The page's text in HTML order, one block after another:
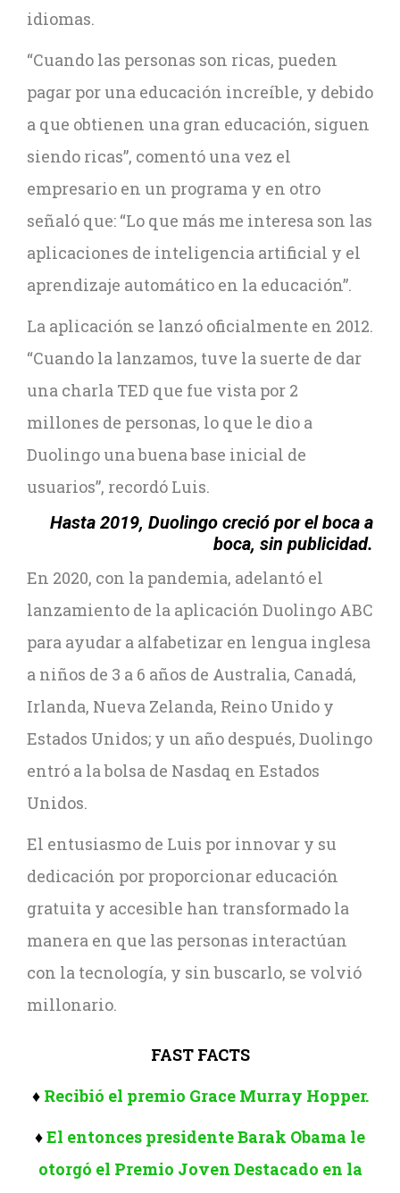
idiomas.
“Cuando las personas son ricas, pueden
pagar por una educación increíble, y debido
a que obtienen una gran educación, siguen
siendo ricas”, comentó una vez el
empresario en un programa y en otro
señaló que: “Lo que más me interesa son las
aplicaciones de inteligencia artificial y el
aprendizaje automático en la educación”.
La aplicación se lanzó oficialmente en 2012.
“Cuando la lanzamos, tuve la suerte de dar
una charla TED que fue vista por 2
millones de personas, lo que le dio a
Duolingo una buena base inicial de
usuarios”, recordó Luis.
Hasta 2019, Duolingo creció por el boca a
boca, sin publicidad.
En 2020, con la pandemia, adelantó el
lanzamiento de la aplicación Duolingo ABC
para ayudar a alfabetizar en lengua inglesa
a niños de 3 a 6 años de Australia, Canadá,
Irlanda, Nueva Zelanda, Reino Unido y
Estados Unidos; y un año después, Duolingo
entró a la bolsa de Nasdaq en Estados
Unidos.
El entusiasmo de Luis por innovar y su
dedicación por proporcionar educación
gratuita y accesible han transformado la
manera en que las personas interactúan
con la tecnología, y sin buscarlo, se volvió
millonario.
FAST FACTS
♦ Recibió el premio Grace Murray Hopper.
♦El entonces presidente Barak Obama le
otorgó el Premio Joven Destacado en la